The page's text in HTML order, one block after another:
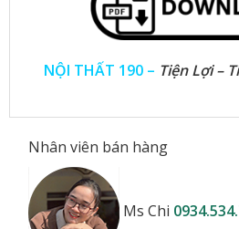
NỘI THẤT 190 – Tiện Lợi –
Nhân viên bán hàng
Ms Chi